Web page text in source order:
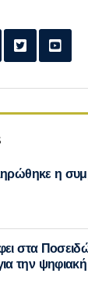
η
στα
την ψηφιακή